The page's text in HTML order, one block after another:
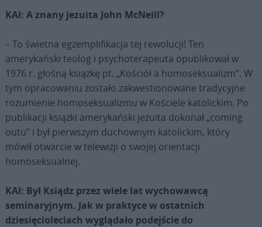
KAI: A znany jezuita John McNeill?
– To świetna egzemplifikacja tej rewolucji! Ten
amerykański teolog i psychoterapeuta opublikował w
1976 r. głośną książkę pt. „Kościół a homoseksualizm”. W
tym opracowaniu zostało zakwestionowane tradycyjne
rozumienie homoseksualizmu w Kościele katolickim. Po
publikacji książki amerykański jezuita dokonał „coming
outu” i był pierwszym duchownym katolickim, który
mówił otwarcie w telewizji o swojej orientacji
homoseksualnej.
KAI: Był Ksiądz przez wiele lat wychowawcą
seminaryjnym. Jak w praktyce w ostatnich
dziesięcioleciach wyglądało podejście do